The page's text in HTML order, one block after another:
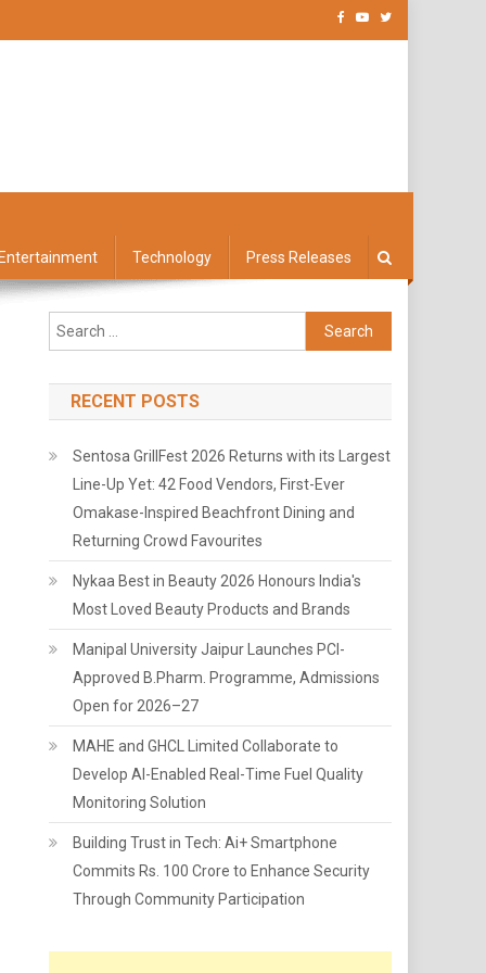
Technology Press Releases
Search
for:
RECENT POSTS
Sentosa GrillFest 2026 Returns with its Largest
Line-Up Yet: 42 Food Vendors, First-Ever
Omakase-Inspired Beachfront Dining and
Returning Crowd Favourites
Nykaa Best in Beauty 2026 Honours India's
Most Loved Beauty Products and Brands
Manipal University Jaipur Launches PCI-
Approved B.Pharm. Programme, Admissions
Open for 2026–27
MAHE and GHCL Limited Collaborate to
Develop AI-Enabled Real-Time Fuel Quality
Monitoring Solution
Building Trust in Tech: Ai+ Smartphone
Commits Rs. 100 Crore to Enhance Security
Through Community Participation